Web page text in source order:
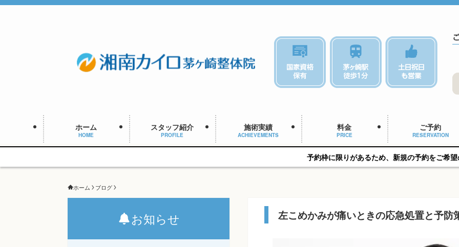
ホーム
HOME
スタッフ紹介
PROFILE
施術実績
ACHIEVEMENTS
料金
PRICE
ご予約
RESERVATION
予約枠に限りがあるため、新規の予約をご希望の方はお早め
ホーム ブログ
左こめかみが痛いときの応急処置と予防
お知らせ